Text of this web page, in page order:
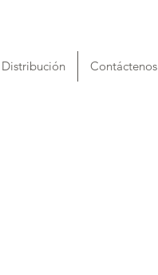
Distribución Contáctenos